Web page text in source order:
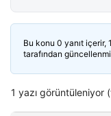
Bu konu 0 yanıt içerir,
tarafından
1 yazı görüntüleniyor